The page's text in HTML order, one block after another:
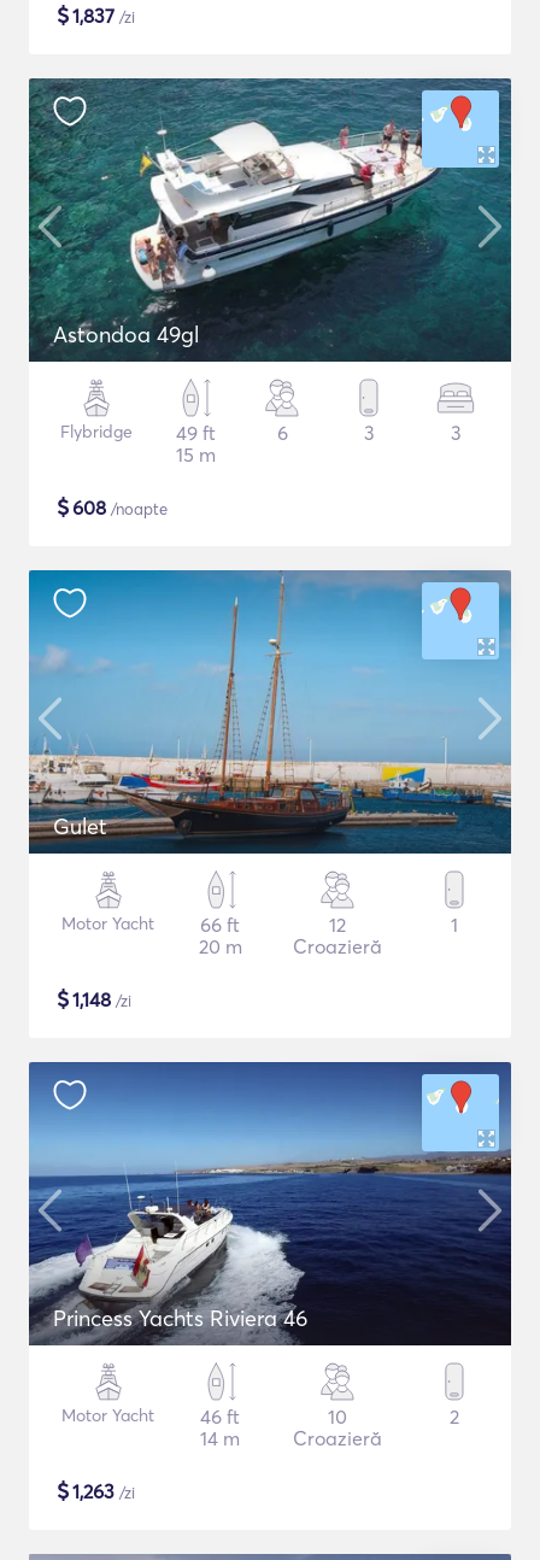
$1,837 /zi
Astondoa 49gl
Flybridge
49 ft
15 m
6 3 3
$608 /noapte
Gulet
Motor Yacht
66 ft
20 m
12
Croazieră
1
$1,148 /zi
Princess Yachts Riviera 46
Motor Yacht
46 ft
14 m
10
Croazieră
2
$1,263 /zi